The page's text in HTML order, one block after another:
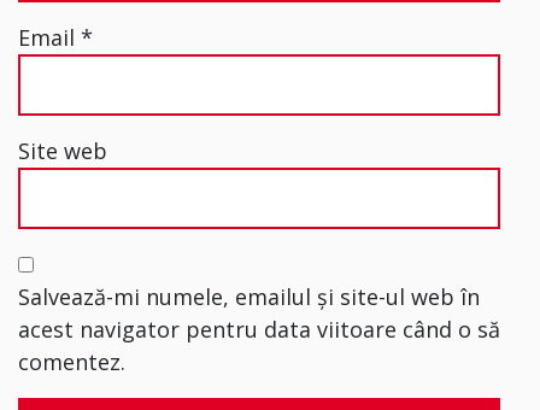
Email *
Site web
Salvează-mi numele, emailul și site-ul web în
acest navigator pentru data viitoare când o să
comentez.